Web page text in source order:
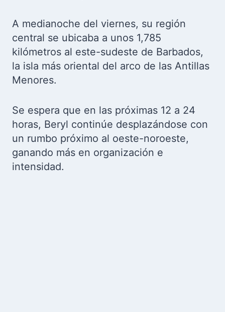
A medianoche del viernes, su región
central se ubicaba a unos 1,785
kilómetros al este-sudeste de Barbados,
la isla más oriental del arco de las Antillas
Menores.
Se espera que en las próximas 12 a 24
horas, Beryl continúe desplazándose con
un rumbo próximo al oeste-noroeste,
ganando más en organización e
intensidad.